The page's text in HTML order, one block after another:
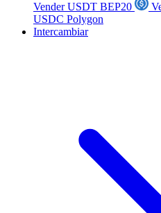
Vender USDT BEP20
USDC Polygon
Intercambiar